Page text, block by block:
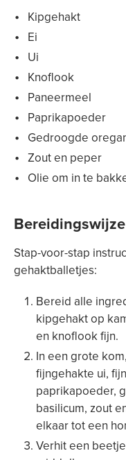
Kipgehakt
Ei
Ui
Knoflook
Paneermeel
Paprikapoeder
Gedroogde
Zout en peper
Olie om in te
Stap-voor-stap
gehaktballetjes:
Bereid alle
kipgehakt op
en knoflook fijn.
In een grote
fijngehakte ui,
paprikapoeder,
basilicum, zout
elkaar tot een
Verhit een